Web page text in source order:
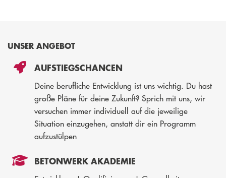
UNSER ANGEBOT
AUFSTIEGSCHANCEN
Deine berufliche Entwicklung ist uns wichtig. Du hast
große Pläne für deine Zukunft? Sprich mit uns, wir
versuchen immer individuell auf die jeweilige
Situation einzugehen, anstatt dir ein Programm
aufzustülpen
BETONWERK AKADEMIE